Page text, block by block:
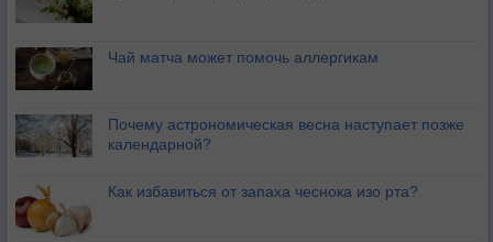
Чай матча может помочь аллергикам
Почему астрономическая весна наступает позже
календарной?
Как избавиться от запаха чеснока изо рта?